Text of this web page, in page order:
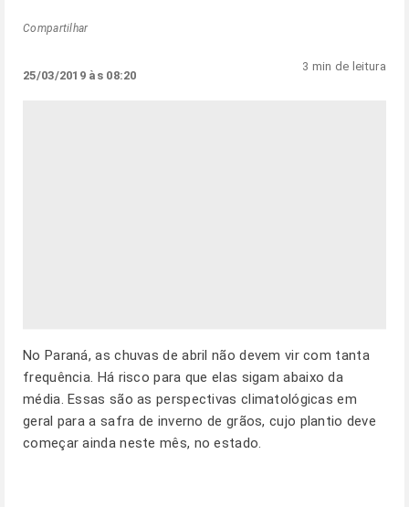
Compartilhar
25/03/2019 às 08:20
3 min de leitura
No Paraná, as chuvas de abril não devem vir com tanta
frequência. Há risco para que elas sigam abaixo da
média. Essas são as perspectivas climatológicas em
geral para a safra de inverno de grãos, cujo plantio deve
começar ainda neste mês, no estado.